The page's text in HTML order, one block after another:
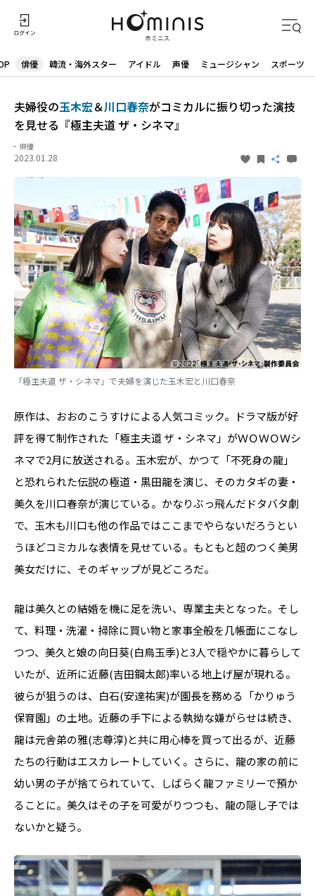
俳優 韓流・海外スター アイドル 声優 ミュージシャン スポーツ
夫婦役の玉木宏＆川口春奈がコミカルに振り切った演技
を見せる『極主夫道 ザ・シネマ』
俳優
2023.01.28
「極主夫道 ザ・シネマ」で夫婦を演じた玉木宏と川口春奈
原作は、おおのこうすけによる人気コミック。ドラマ版が好
評を得て制作された「極主夫道 ザ・シネマ」がＷＯＷＯＷシ
ネマで2月に放送される。玉木宏が、かつて「不死身の龍」
と恐れられた伝説の極道・黒田龍を演じ、そのカタギの妻・
美久を川口春奈が演じている。かなりぶっ飛んだドタバタ劇
で、玉木も川口も他の作品ではここまでやらないだろうとい
うほどコミカルな表情を見せている。もともと超のつく美男
美女だけに、そのギャップが見どころだ。
龍は美久との結婚を機に足を洗い、専業主夫となった。そし
て、料理・洗濯・掃除に買い物と家事全般を几帳面にこなし
つつ、美久と娘の向日葵(白鳥玉季)と3人で穏やかに暮らして
いたが、近所に近藤(吉田鋼太郎)率いる地上げ屋が現れる。
彼らが狙うのは、白石(安達祐実)が園長を務める「かりゅう
保育園」の土地。近藤の手下による執拗な嫌がらせは続き、
龍は元舎弟の雅(志尊淳)と共に用心棒を買って出るが、近藤
たちの行動はエスカレートしていく。さらに、龍の家の前に
幼い男の子が捨てられていて、しばらく龍ファミリーで預か
ることに。美久はその子を可愛がりつつも、龍の隠し子では
ないかと疑う。